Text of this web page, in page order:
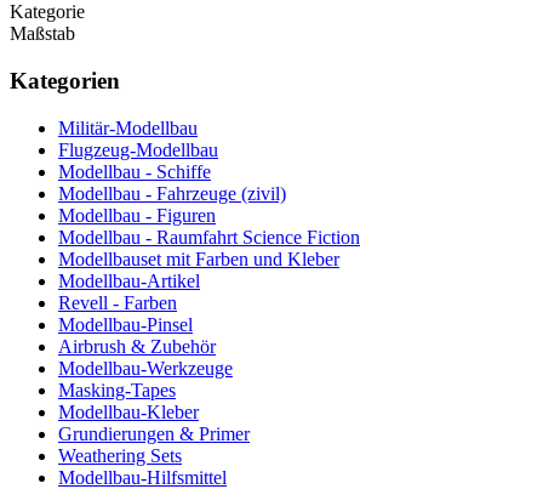
Kategorie
Maßstab
Kategorien
Militär-Modellbau
Flugzeug-Modellbau
Modellbau - Schiffe
Modellbau - Fahrzeuge (zivil)
Modellbau - Figuren
Modellbau - Raumfahrt Science Fiction
Modellbauset mit Farben und Kleber
Modellbau-Artikel
Revell - Farben
Modellbau-Pinsel
Airbrush & Zubehör
Modellbau-Werkzeuge
Masking-Tapes
Modellbau-Kleber
Grundierungen & Primer
Weathering Sets
Modellbau-Hilfsmittel